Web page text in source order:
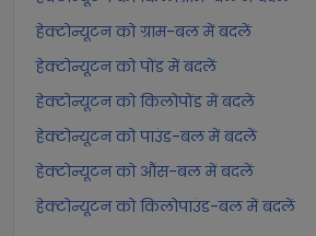
हेक्टोन्यूटन को ग्राम-बल में बदलें
हेक्टोन्यूटन को पोंड में बदलें
हेक्टोन्यूटन को किलोपोंड में बदलें
हेक्टोन्यूटन को पाउंड-बल में बदलें
हेक्टोन्यूटन को औंस-बल में बदलें
हेक्टोन्यूटन को किलोपाउंड-बल में बदलें